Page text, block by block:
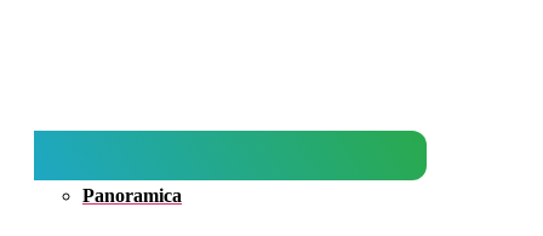
Panoramica